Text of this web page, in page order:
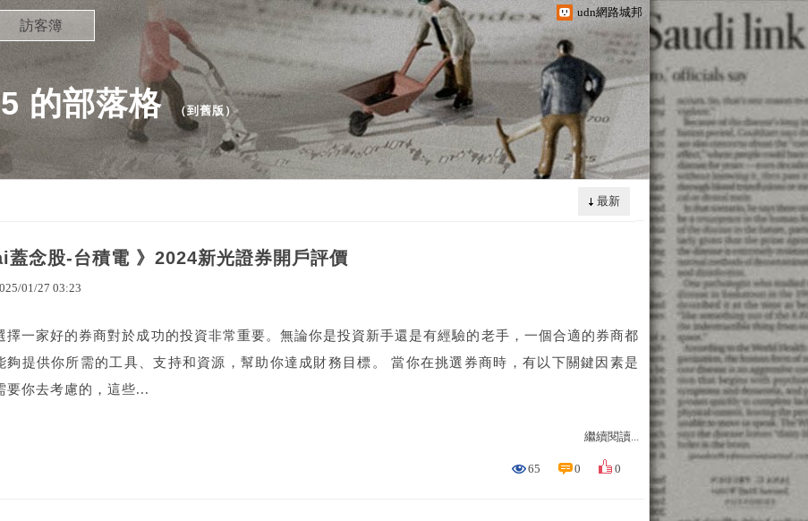
udn網路城邦
的部落格 （到舊版 ）
訪客簿
最新
蓋念股-台積電 》2024新光證券開戶評價
/01/27 03:23
擇一家好的券商對於成功的投資非常重要。無論你是投資新手還是有經驗的老手，一個合適的券商都
夠提供你所需的工具、支持和資源，幫助你達成財務目標。 當你在挑選券商時，有以下關鍵因素是
要你去考慮的，這些...
繼續閱讀...
65 0 0